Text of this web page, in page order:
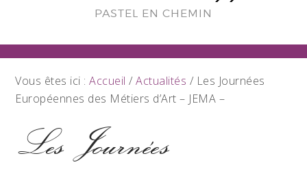
PASTEL EN CHEMIN
Vous êtes ici :Accueil / Actualités / Les Journées
Européennes des Métiers d’Art – JEMA –
Les Journées